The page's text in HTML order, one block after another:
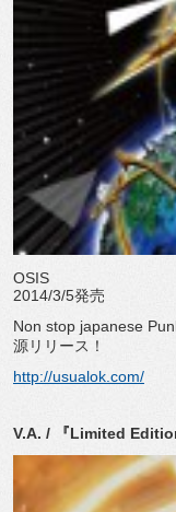
OSIS
2014/3/5発売
Non stop japanese
源リリース！
http://usualok.com/
V.A. / 『Limited